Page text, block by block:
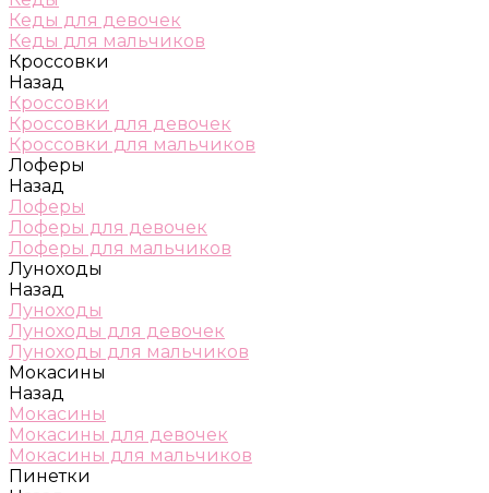
Кеды для девочек
Кеды для мальчиков
Кроссовки
Назад
Кроссовки
Кроссовки для девочек
Кроссовки для мальчиков
Лоферы
Назад
Лоферы
Лоферы для девочек
Лоферы для мальчиков
Луноходы
Назад
Луноходы
Луноходы для девочек
Луноходы для мальчиков
Мокасины
Назад
Мокасины
Мокасины для девочек
Мокасины для мальчиков
Пинетки